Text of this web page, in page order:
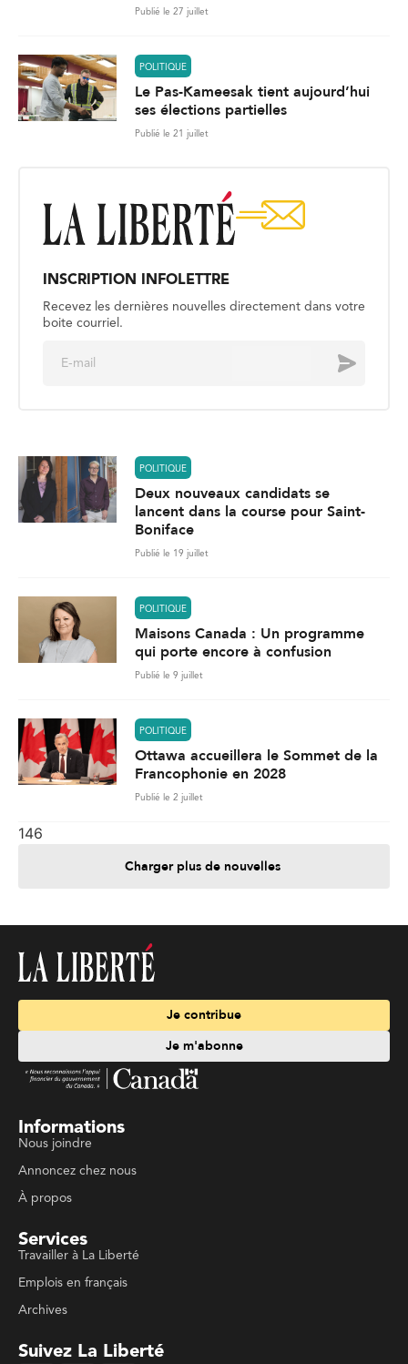
Publié le 27 juillet
POLITIQUE
Le Pas-Kameesak tient aujourd’hui
ses élections partielles
Publié le 21 juillet
INSCRIPTION INFOLETTRE
Recevez les dernières nouvelles directement dans votre
boite courriel.
Envoyer
POLITIQUE
Deux nouveaux candidats se
lancent dans la course pour Saint-
Boniface
Publié le 19 juillet
POLITIQUE
Maisons Canada : Un programme
qui porte encore à confusion
Publié le 9 juillet
POLITIQUE
Ottawa accueillera le Sommet de la
Francophonie en 2028
Publié le 2 juillet
146
Charger plus de nouvelles
Je contribue
Je m'abonne
Informations
Nous joindre
Annoncez chez nous
À propos
Services
Travailler à La Liberté
Emplois en français
Archives
Suivez La Liberté